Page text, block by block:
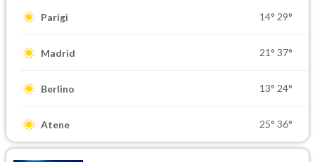
Parigi 14° 29°
Madrid 21° 37°
Berlino 13° 24°
Atene 25° 36°